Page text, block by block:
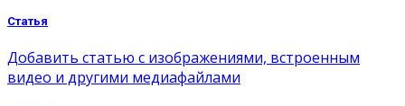
Статья
Добавить статью с изображениями, встроенным
видео и другими медиафайлами